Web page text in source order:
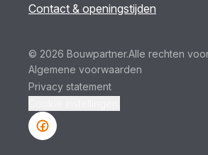
Contact & openingstijden
© 2026 Bouwpartner.Alle rechten
Algemene voorwaarden
Privacy statement